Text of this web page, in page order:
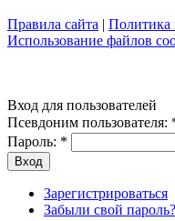
Правила сайта | Политика
Использование файлов
Вход для пользователей
Псевдоним пользователя:
Пароль: *
Зарегистрироваться
Забыли свой пароль?